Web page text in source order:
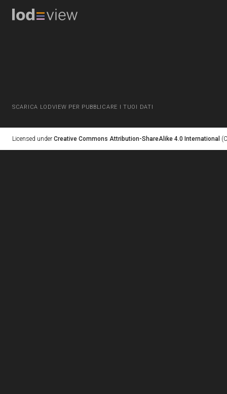
SCARICA LODVIEW PER PUBBLICARE I TUOI DATI
Licensed under Creative Commons Attribution-ShareAlike 4.0 International